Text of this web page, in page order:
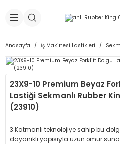
Makineleri
İç Lastikleri
& Sibop İlaveleri
Tüpü
Makinesi Yedek Parçaları
Yedek Parçaları
Anasayfa İş Makinesi Lastikleri
23X9-10 Premium Beyaz
Lastiği Sekmanlı Rubber
(23910)
3 Katmanlı teknolojiye sahip bu
dayanıklı yapısıyla uzun ömür